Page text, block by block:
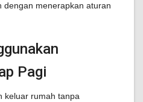
dengan menerapkan aturan
Pagi
keluar rumah tanpa